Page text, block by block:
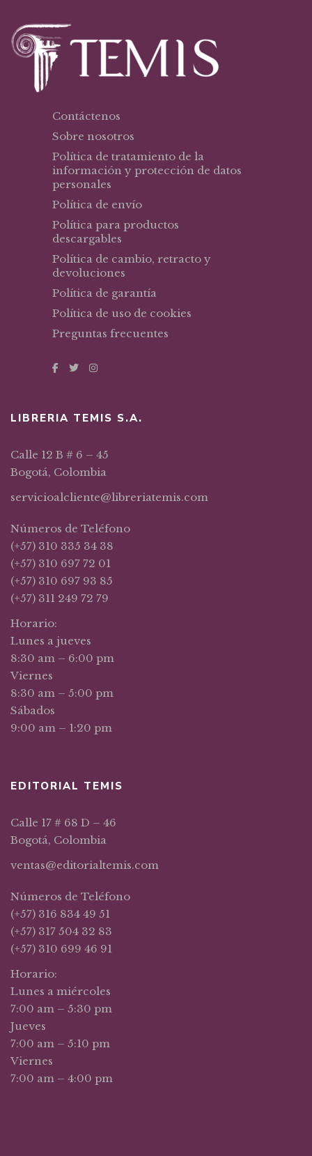
Contáctenos
Sobre nosotros
Política de tratamiento de la
información y protección de datos
personales
Política de envío
Política para productos
descargables
Política de cambio, retracto y
devoluciones
Política de garantía
Política de uso de cookies
Preguntas frecuentes
LIBRERIA TEMIS S.A.
Calle 12 B # 6 – 45
Bogotá, Colombia
servicioalcliente@libreriatemis.com
Números de Teléfono
(+57) 310 335 34 38
(+57) 310 697 72 01
(+57) 310 697 93 85
(+57) 311 249 72 79
Horario:
Lunes a jueves
8:30 am – 6:00 pm
Viernes
8:30 am – 5:00 pm
Sábados
9:00 am – 1:20 pm
EDITORIAL TEMIS
Calle 17 # 68 D – 46
Bogotá, Colombia
ventas@editorialtemis.com
Números de Teléfono
(+57) 316 834 49 51
(+57) 317 504 32 83
(+57) 310 699 46 91
Horario:
Lunes a miércoles
7:00 am – 5:30 pm
Jueves
7:00 am – 5:10 pm
Viernes
7:00 am – 4:00 pm